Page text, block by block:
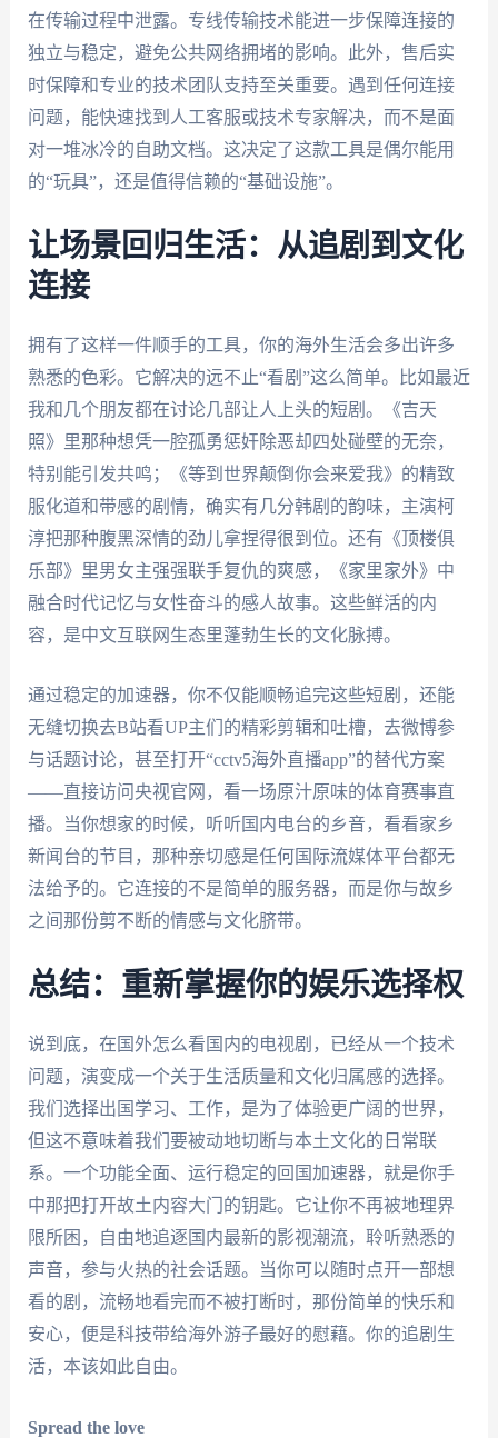
在传输过程中泄露。专线传输技术能进一步保障连接的
独立与稳定，避免公共网络拥堵的影响。此外，售后实
时保障和专业的技术团队支持至关重要。遇到任何连接
问题，能快速找到人工客服或技术专家解决，而不是面
对一堆冰冷的自助文档。这决定了这款工具是偶尔能用
的“玩具”，还是值得信赖的“基础设施”。
让场景回归生活：从追剧到文化
连接
拥有了这样一件顺手的工具，你的海外生活会多出许多
熟悉的色彩。它解决的远不止“看剧”这么简单。比如最近
我和几个朋友都在讨论几部让人上头的短剧。《吉天
照》里那种想凭一腔孤勇惩奸除恶却四处碰壁的无奈，
特别能引发共鸣；《等到世界颠倒你会来爱我》的精致
服化道和带感的剧情，确实有几分韩剧的韵味，主演柯
淳把那种腹黑深情的劲儿拿捏得很到位。还有《顶楼俱
乐部》里男女主强强联手复仇的爽感，《家里家外》中
融合时代记忆与女性奋斗的感人故事。这些鲜活的内
容，是中文互联网生态里蓬勃生长的文化脉搏。
通过稳定的加速器，你不仅能顺畅追完这些短剧，还能
无缝切换去B站看UP主们的精彩剪辑和吐槽，去微博参
与话题讨论，甚至打开“cctv5海外直播app”的替代方案
——直接访问央视官网，看一场原汁原味的体育赛事直
播。当你想家的时候，听听国内电台的乡音，看看家乡
新闻台的节目，那种亲切感是任何国际流媒体平台都无
法给予的。它连接的不是简单的服务器，而是你与故乡
之间那份剪不断的情感与文化脐带。
总结：重新掌握你的娱乐选择权
说到底，在国外怎么看国内的电视剧，已经从一个技术
问题，演变成一个关于生活质量和文化归属感的选择。
我们选择出国学习、工作，是为了体验更广阔的世界，
但这不意味着我们要被动地切断与本土文化的日常联
系。一个功能全面、运行稳定的回国加速器，就是你手
中那把打开故土内容大门的钥匙。它让你不再被地理界
限所困，自由地追逐国内最新的影视潮流，聆听熟悉的
声音，参与火热的社会话题。当你可以随时点开一部想
看的剧，流畅地看完而不被打断时，那份简单的快乐和
安心，便是科技带给海外游子最好的慰藉。你的追剧生
活，本该如此自由。
Spread the love